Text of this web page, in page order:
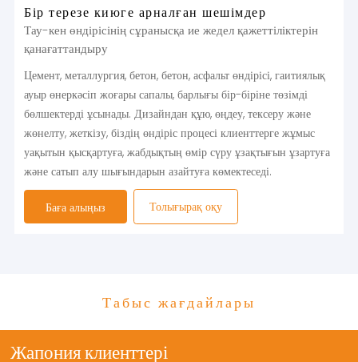
Бір терезе киюге арналған шешімдер
Тау-кен өндірісінің сұранысқа ие жедел қажеттіліктерін
қанағаттандыру
Цемент, металлургия, бетон, бетон, асфальт өндірісі, гаитиялық
ауыр өнеркәсіп жоғары сапалы, барлығы бір-біріне төзімді
бөлшектерді ұсынады. Дизайндан құю, өңдеу, тексеру және
жөнелту, жеткізу, біздің өндіріс процесі клиенттерге жұмыс
уақытын қысқартуға, жабдықтың өмір сүру ұзақтығын ұзартуға
және сатып алу шығындарын азайтуға көмектеседі.
Баға алыңыз Толығырақ оқу
Табыс жағдайлары
Жапония клиенттері